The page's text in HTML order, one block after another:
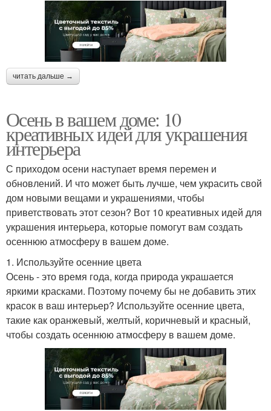
читать дальше →
Осень в вашем доме: 10
креативных идей для украшения
интерьера
С приходом осени наступает время перемен и
обновлений. И что может быть лучше, чем украсить свой
дом новыми вещами и украшениями, чтобы
приветствовать этот сезон? Вот 10 креативных идей для
украшения интерьера, которые помогут вам создать
осеннюю атмосферу в вашем доме.
1. Используйте осенние цвета
Осень - это время года, когда природа украшается
яркими красками. Поэтому почему бы не добавить этих
красок в ваш интерьер? Используйте осенние цвета,
такие как оранжевый, желтый, коричневый и красный,
чтобы создать осеннюю атмосферу в вашем доме.